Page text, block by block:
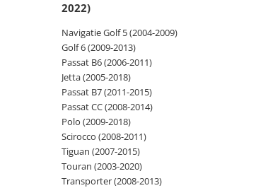
Navigatii Ford
Navigatii Opel
Navigatii Hyundai
Navigatii Toyota
Navigatii Dacia
Navigatii Peugeot
Navigatii Audi
2022)
Navigatie Golf 5 (2004-2009)
Golf 6 (2009-2013)
Passat B6 (2006-2011)
Jetta (2005-2018)
Passat B7 (2011-2015)
Passat CC (2008-2014)
Polo (2009-2018)
Scirocco (2008-2011)
Tiguan (2007-2015)
Touran (2003-2020)
Transporter (2008-2013)